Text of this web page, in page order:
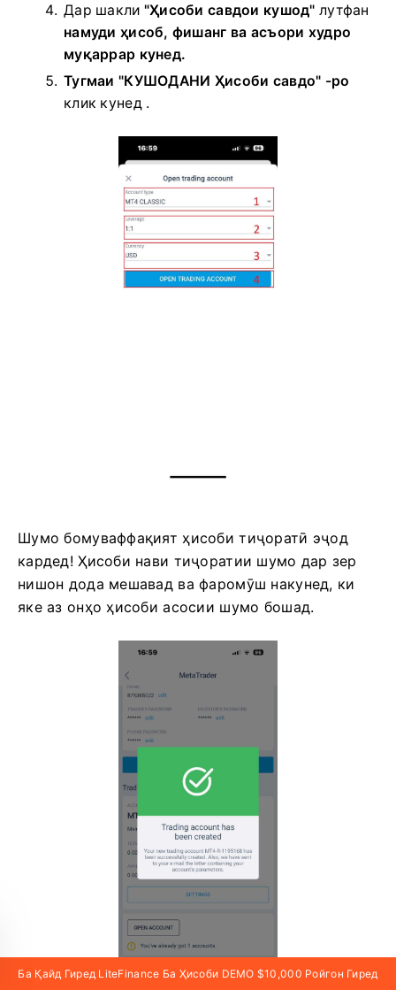
Дар шакли "Ҳисоби савдои кушод" лутфан
намуди ҳисоб, фишанг ва асъори худро
муқаррар кунед.
Тугмаи "КУШОДАНИ Ҳисоби савдо" -ро
клик кунед .
Шумо бомуваффақият ҳисоби тиҷоратӣ эҷод
кардед!Ҳисоби нави тиҷоратии шумо дар зер
нишон дода мешавад ва фаромӯш накунед, ки
яке аз онҳо ҳисоби асосии шумо бошад.
Ба Қайд Гиред LiteFinance Ба Ҳисоби DEMO $10,000 Ройгон Гиред